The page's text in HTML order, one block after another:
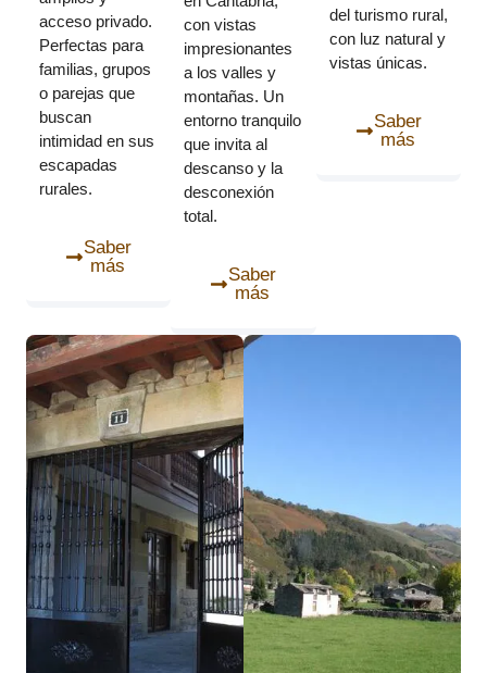
acceso privado.
Perfectas para
familias, grupos
o parejas que
buscan
intimidad en sus
escapadas
rurales.
Saber
más
con vistas
impresionantes
a los valles y
montañas. Un
entorno tranquilo
que invita al
descanso y la
desconexión
total.
Saber
más
del turismo rural,
con luz natural y
vistas únicas.
Saber
más